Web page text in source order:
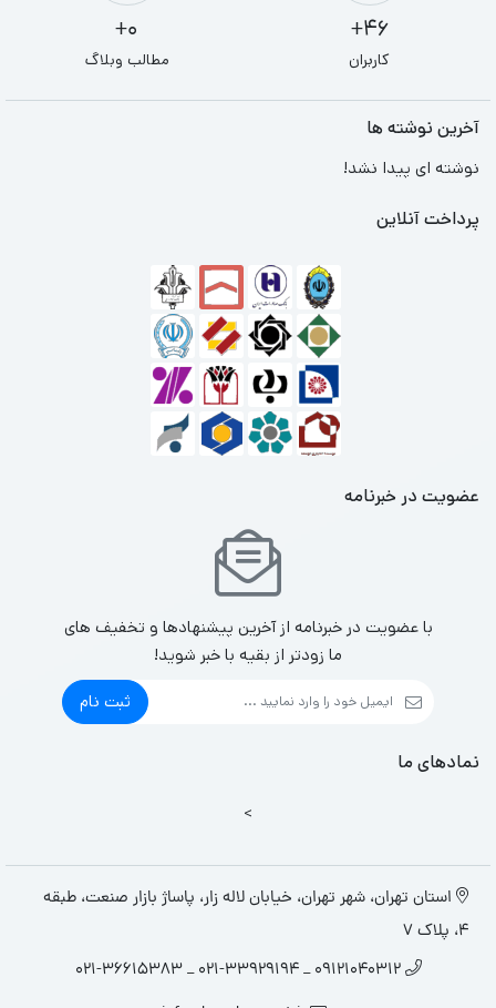
46+
کاربران
0+
مطالب وبلاگ
آخرین نوشته ها
نوشته ای پیدا نشد!
پرداخت آنلاین
عضویت در خبرنامه
با عضویت در خبرنامه از آخرین پیشنهادها و تخفیف های
ما زودتر از بقیه با خبر شوید!
ثبت نام
نمادهای ما
>
استان تهران، شهر تهران، خیابان لاله زار، پاساژ بازار صنعت، طبقه
4، پلاک 7
09121040312 _ 021-33929194 _ 021-36615383